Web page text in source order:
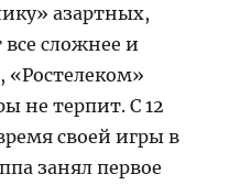
азартных,
все сложнее и
«Ростелеком»
не терпит. С 12
своей игры в
занял первое